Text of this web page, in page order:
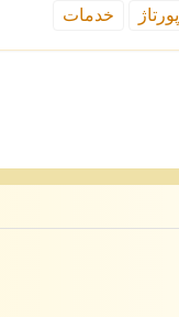
خدمات